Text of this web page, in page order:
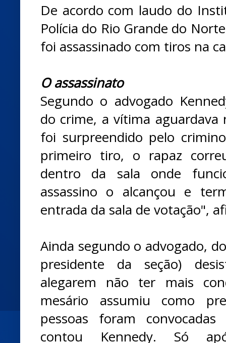
De acordo com laudo do
Polícia do Rio Grande do
foi assassinado com tiros na
O assassinato
Segundo o advogado
do crime, a vítima
foi surpreendido pelo
primeiro tiro, o rapaz
dentro da sala onde
assassino o alcançou e
entrada da sala de votação",
Ainda segundo o advogado,
presidente da seção)
alegarem não ter mais
mesário assumiu como
pessoas foram
contou Kennedy. Só